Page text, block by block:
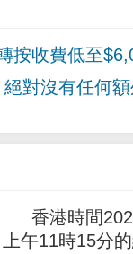
按收費低至
對沒有任何
香港時間
上午11時15分